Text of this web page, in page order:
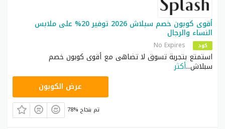
أقوى كوبون خصم سبلاش 2026 توفير 20% على ملابس
النساء والرجال
كود No Expires
استمتع بتجربة تسوق لا تضاهى مع أقوى كوبون خصم
سبلاش...أكثر
عرض الكوبون
78% تم بنجاح